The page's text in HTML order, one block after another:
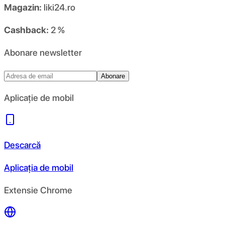
Magazin: liki24.ro
Cashback: 2 %
Abonare newsletter
Abonare
Aplicație de mobil
Descarcă
Aplicația de mobil
Extensie Chrome